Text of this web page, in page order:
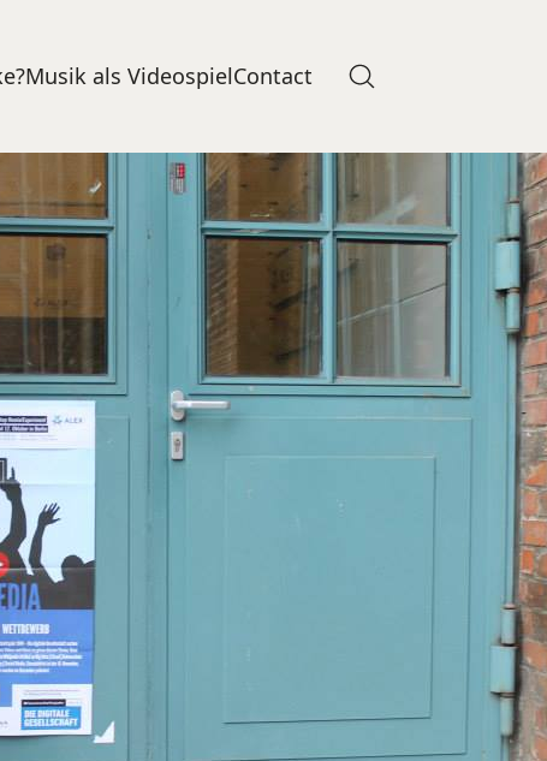
Musik als VideospielContact